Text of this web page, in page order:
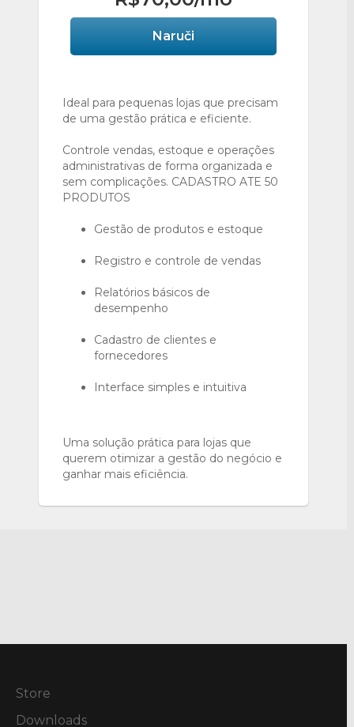
Naruči
Ideal para pequenas lojas que precisam
de uma gestão prática e eficiente.
Controle vendas, estoque e operações
administrativas de forma organizada e
sem complicações. CADASTRO ATE 50
PRODUTOS
Gestão de produtos e estoque
Registro e controle de vendas
Relatórios básicos de
desempenho
Cadastro de clientes e
fornecedores
Interface simples e intuitiva
Uma solução prática para lojas que
querem otimizar a gestão do negócio e
ganhar mais eficiência.
Store
Downloads